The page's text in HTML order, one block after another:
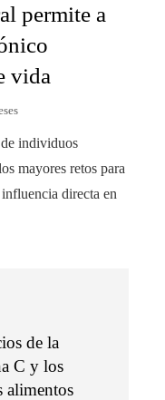
permite a
vida
individuos
mayores retos para
directa en
de la
C y los
alimentos